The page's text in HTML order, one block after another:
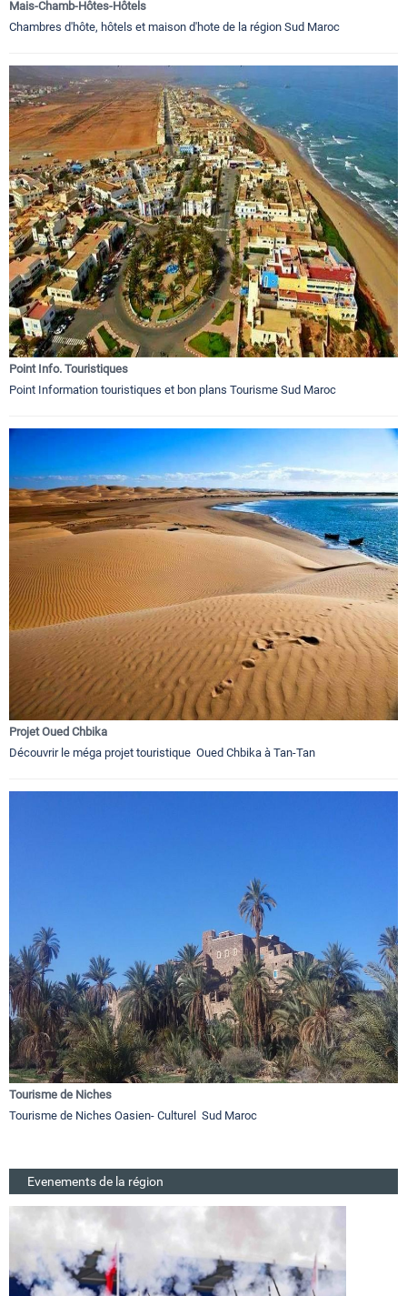
Mais-Chamb-Hôtes-Hôtels
Chambres d'hôte, hôtels et maison d'hote de la région Sud Maroc
Point Info. Touristiques
Point Information touristiques et bon plans Tourisme Sud Maroc
Projet Oued Chbika
Découvrir le méga projet touristique Oued Chbika à Tan-Tan
Tourisme de Niches
Tourisme de Niches Oasien- Culturel Sud Maroc
Evenements de la région